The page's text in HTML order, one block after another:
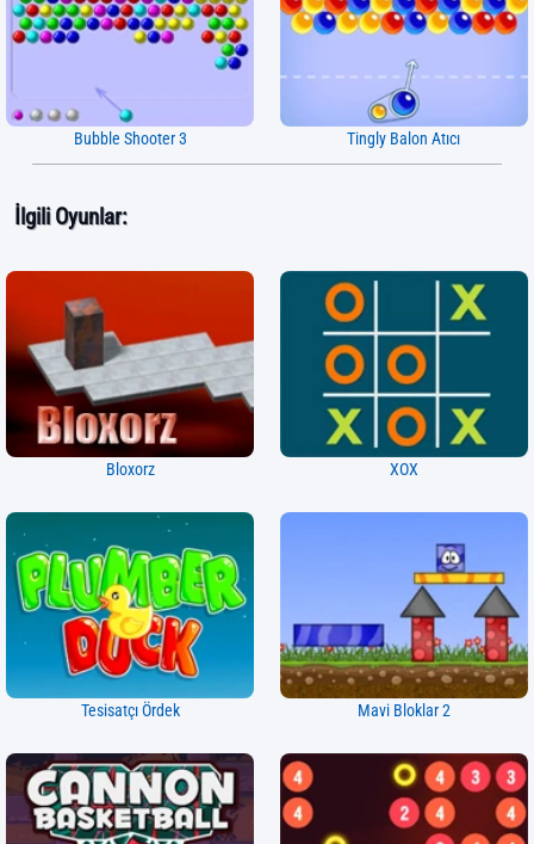
Bubble Shooter 3 Tingly Balon Atıcı
İlgili Oyunlar:
Bloxorz XOX
Tesisatçı Ördek Mavi Bloklar 2